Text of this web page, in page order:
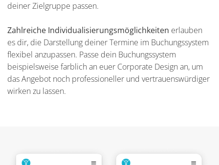
deiner Zielgruppe passen.
Zahlreiche Individualisierungsmöglichkeiten erlauben
es dir, die Darstellung deiner Termine im Buchungssystem
flexibel anzupassen. Passe dein Buchungssystem
beispielsweise farblich an euer Corporate Design an, um
das Angebot noch professioneller und vertrauenswürdiger
wirken zu lassen.